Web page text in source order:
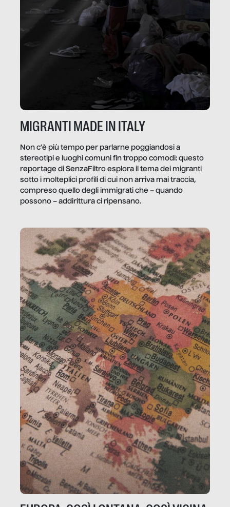
MIGRANTI MADE IN ITALY
Non c’è più tempo per parlarne poggiandosi a
stereotipi e luoghi comuni fin troppo comodi: questo
reportage di SenzaFiltro esplora il tema dei migranti
sotto i molteplici profili di cui non arriva mai traccia,
compreso quello degli immigrati che – quando
possono – addirittura ci ripensano.